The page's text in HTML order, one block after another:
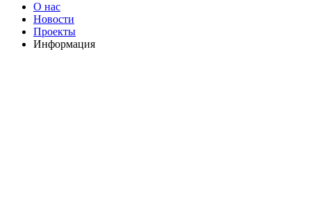
О нас
Новости
Проекты
Информация